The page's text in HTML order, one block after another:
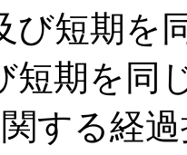
び短期を
短期を同
関する経